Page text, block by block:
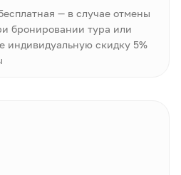
— в случае отмены
бронировании тура или
индивидуальную скидку 5%